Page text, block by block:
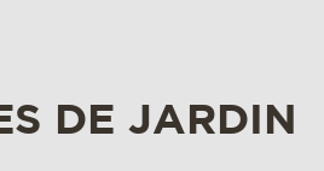
DE JARDIN